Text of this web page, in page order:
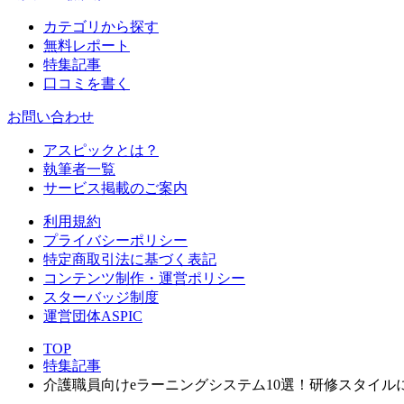
カテゴリから探す
無料レポート
特集記事
口コミを書く
お問い合わせ
アスピックとは？
執筆者一覧
サービス掲載のご案内
利用規約
プライバシーポリシー
特定商取引法に基づく表記
コンテンツ制作・運営ポリシー
スターバッジ制度
運営団体ASPIC
TOP
特集記事
介護職員向けeラーニングシステム10選！研修スタイル